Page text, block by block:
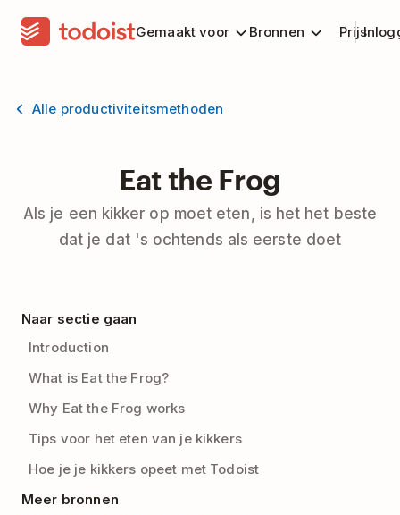
Gemaakt voor Bronnen Prijs
Alle productiviteitsmethoden
Eat the Frog
Als je een kikker op moet eten, is het het beste
dat je dat 's ochtends als eerste doet
Naar sectie gaan
Introduction
What is Eat the Frog?
Why Eat the Frog works
Tips voor het eten van je kikkers
Hoe je je kikkers opeet met Todoist
Meer bronnen